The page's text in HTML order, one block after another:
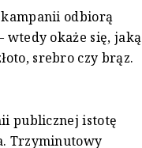
odbiorą
wtedy okaże się, jaką
srebro czy brąz.
publicznej istotę
Trzyminutowy